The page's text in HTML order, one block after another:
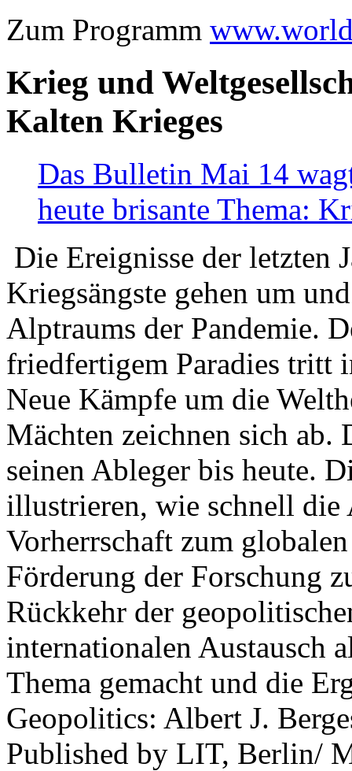
Zum Programm
Krieg und
Kalten Krieges
Das Bulletin Mai 14
heute brisante Thema:
Die Ereignisse der letzten
Kriegsängste gehen um
Alptraums der Pandemie.
friedfertigem Paradies tritt
Neue Kämpfe um die
Mächten zeichnen sich
seinen Ableger bis heute.
illustrieren, wie schnell die
Vorherrschaft zum
Förderung der Forschung
Rückkehr der
internationalen Austausch
Thema gemacht und die
Geopolitics: Albert J.
Published by LIT, Berlin/